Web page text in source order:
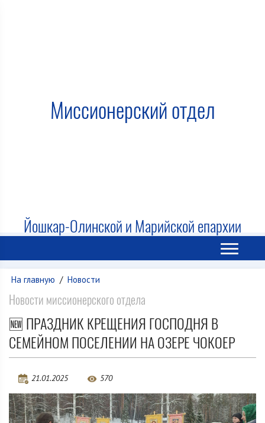
Миссионерский отдел
Йошкар-Олинской и Марийской епархии
На главную / Новости
Новости миссионерского отдела
🆕 ПРАЗДНИК КРЕЩЕНИЯ ГОСПОДНЯ В
СЕМЕЙНОМ ПОСЕЛЕНИИ НА ОЗЕРЕ ЧОКОЕР
21.01.2025 570